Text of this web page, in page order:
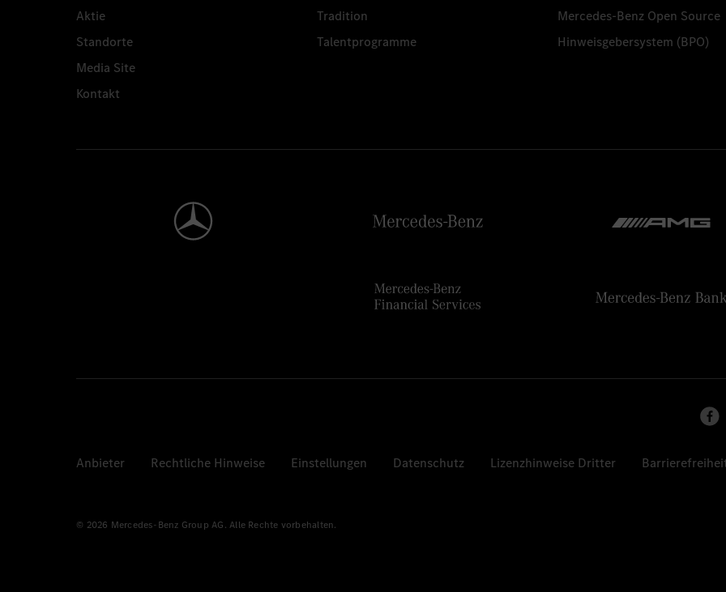
Aktie
Standorte
Media Site
Kontakt
Tradition
Talentprogramme
Mercedes-Benz Open Source
Hinweisgebersystem (BPO)
Anbieter Rechtliche Hinweise Einstellungen Datenschutz Lizenzhinweise Dritter
© 2026 Mercedes-Benz Group AG. Alle Rechte vorbehalten.